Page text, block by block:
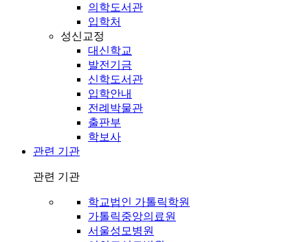
의학도서관
입학처
성신교정
대신학교
발전기금
신학도서관
입학안내
전례박물관
출판부
학보사
관련 기관
관련 기관
학교법인 가톨릭학원
가톨릭중앙의료원
서울성모병원